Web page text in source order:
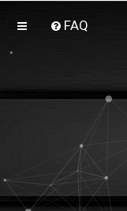
FAQ